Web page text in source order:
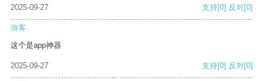
2025-09-27 支持[0] 反对[0]
游客
这个是app神器
2025-09-27 支持[0] 反对[0]